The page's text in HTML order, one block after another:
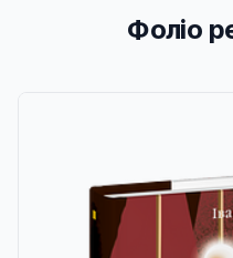
Фоліо